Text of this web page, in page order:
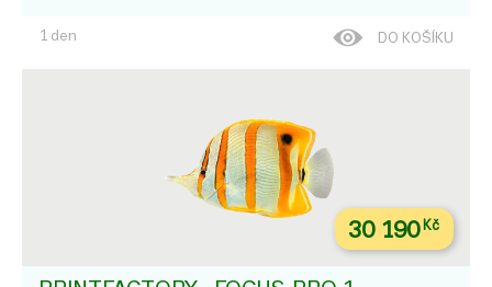
1 den DO KOŠÍKU
30 190Kč